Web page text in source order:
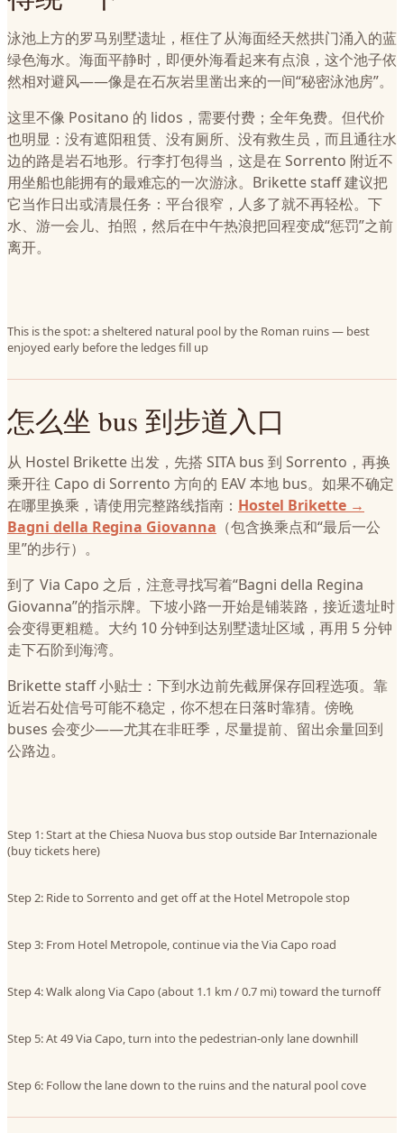
泳池上方的罗马别墅遗址，框住了从海面经天然拱门涌入的蓝
绿色海水。海面平静时，即便外海看起来有点浪，这个池子依
然相对避风——像是在石灰岩里凿出来的一间“秘密泳池房”。
这里不像 Positano 的 lidos，需要付费；全年免费。但代价
也明显：没有遮阳租赁、没有厕所、没有救生员，而且通往水
边的路是岩石地形。行李打包得当，这是在 Sorrento 附近不
用坐船也能拥有的最难忘的一次游泳。Brikette staff 建议把
它当作日出或清晨任务：平台很窄，人多了就不再轻松。下
水、游一会儿、拍照，然后在中午热浪把回程变成“惩罚”之前
离开。
This is the spot: a sheltered natural pool by the Roman ruins — best
enjoyed early before the ledges fill up
怎么坐 bus 到步道入口
从 Hostel Brikette 出发，先搭 SITA bus 到 Sorrento，再换
乘开往 Capo di Sorrento 方向的 EAV 本地 bus。如果不确定
在哪里换乘，请使用完整路线指南： Hostel Brikette →
Bagni della Regina Giovanna （包含换乘点和“最后一公
里”的步行）。
到了 Via Capo 之后，注意寻找写着“Bagni della Regina
Giovanna”的指示牌。下坡小路一开始是铺装路，接近遗址时
会变得更粗糙。大约 10 分钟到达别墅遗址区域，再用 5 分钟
走下石阶到海湾。
Brikette staff 小贴士：下到水边前先截屏保存回程选项。靠
近岩石处信号可能不稳定，你不想在日落时靠猜。傍晚
buses 会变少——尤其在非旺季，尽量提前、留出余量回到
公路边。
Step 1: Start at the Chiesa Nuova bus stop outside Bar Internazionale
(buy tickets here)
Step 2: Ride to Sorrento and get off at the Hotel Metropole stop
Step 3: From Hotel Metropole, continue via the Via Capo road
Step 4: Walk along Via Capo (about 1.1 km / 0.7 mi) toward the turnoff
Step 5: At 49 Via Capo, turn into the pedestrian-only lane downhill
Step 6: Follow the lane down to the ruins and the natural pool cove